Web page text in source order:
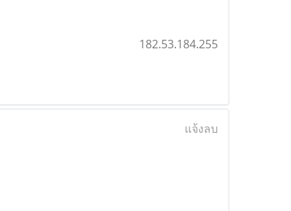
182.53.184.255
แจ้งลบ